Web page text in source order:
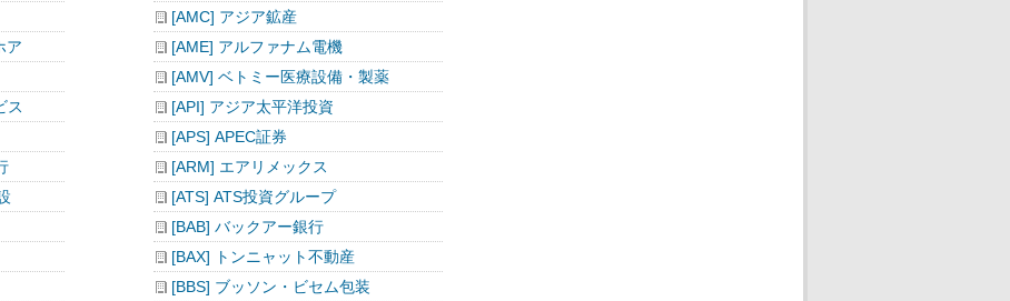
ア
ス
[AMC] アジア鉱産
[AME] アルファナム電機
[AMV] ベトミー医療設備・製薬
[API] アジア太平洋投資
[APS] APEC証券
[ARM] エアリメックス
[ATS] ATS投資グループ
[BAB] バックアー銀行
[BAX] トンニャット不動産
[BBS] ブッソン・ビセム包装